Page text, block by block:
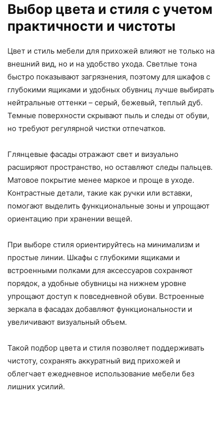
Выбор цвета и стиля с учетом
практичности и чистоты
Цвет и стиль мебели для прихожей влияют не только на
внешний вид, но и на удобство ухода. Светлые тона
быстро показывают загрязнения, поэтому для шкафов с
глубокими ящиками и удобных обувниц лучше выбирать
нейтральные оттенки – серый, бежевый, теплый дуб.
Темные поверхности скрывают пыль и следы от обуви,
но требуют регулярной чистки отпечатков.
Глянцевые фасады отражают свет и визуально
расширяют пространство, но оставляют следы пальцев.
Матовое покрытие менее маркое и проще в уходе.
Контрастные детали, такие как ручки или вставки,
помогают выделить функциональные зоны и упрощают
ориентацию при хранении вещей.
При выборе стиля ориентируйтесь на минимализм и
простые линии. Шкафы с глубокими ящиками и
встроенными полками для аксессуаров сохраняют
порядок, а удобные обувницы на нижнем уровне
упрощают доступ к повседневной обуви. Встроенные
зеркала в фасадах добавляют функциональности и
увеличивают визуальный объем.
Такой подбор цвета и стиля позволяет поддерживать
чистоту, сохранять аккуратный вид прихожей и
облегчает ежедневное использование мебели без
лишних усилий.